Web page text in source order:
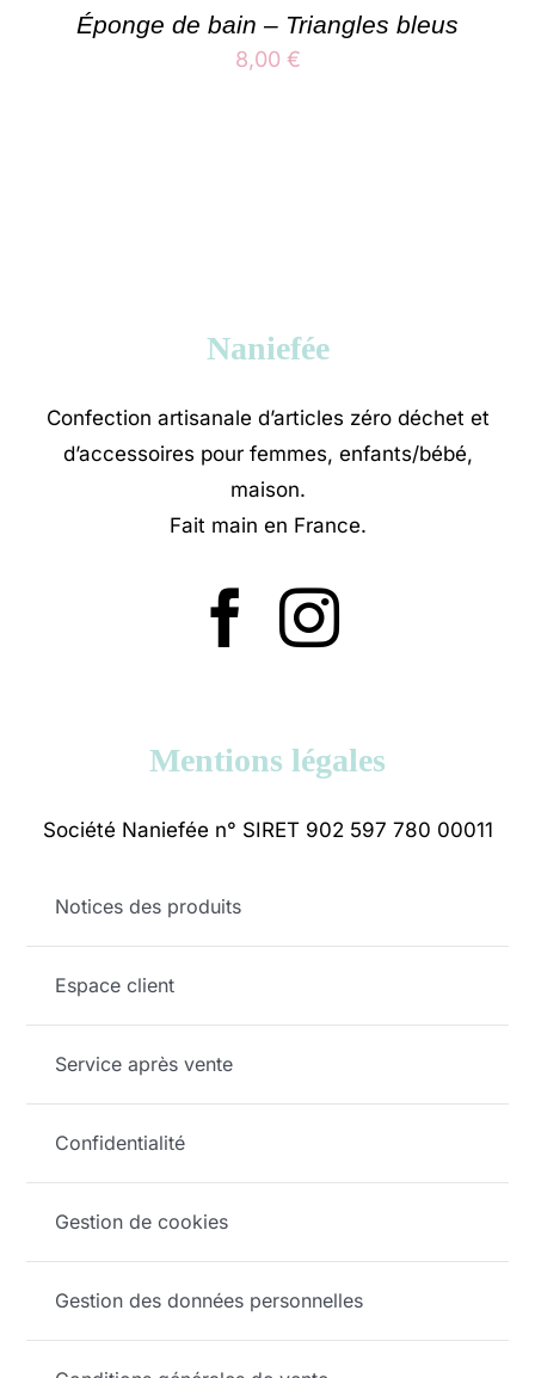
Éponge de bain – Triangles bleus
8,00 €
Naniefée
Confection artisanale d’articles zéro déchet et
d’accessoires pour femmes, enfants/bébé,
maison.
Fait main en France.
Mentions légales
Société Naniefée n° SIRET 902 597 780 00011
Notices des produits
Espace client
Service après vente
Confidentialité
Gestion de cookies
Gestion des données personnelles